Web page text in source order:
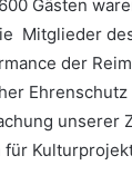
Gästen
Mitglieder
der
unserer